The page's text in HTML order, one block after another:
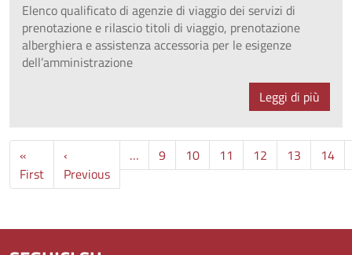
Elenco qualificato di agenzie di viaggio dei servizi di
prenotazione e rilascio titoli di viaggio, prenotazione
alberghiera e assistenza accessoria per le esigenze
dell’amministrazione
Leggi di più
«
FirstPrima pagina
‹
PreviousPagina precedente
… 9 10 11 12 13 14